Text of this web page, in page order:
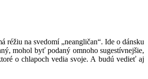
na svedomí „neangličan“. Ide o dánsku
mohol byť podaný omnoho sugestívnejšie,
o chlapoch vedia svoje. A budú vedieť aj